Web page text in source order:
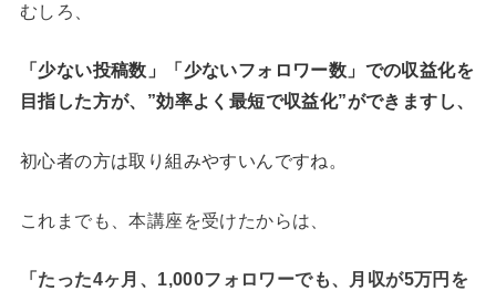
むしろ、
「少ない投稿数」「少ないフォロワー数」での収益化を
目指した方が、”効率よく最短で収益化”ができますし、
初心者の方は取り組みやすいんですね。
これまでも、本講座を受けたからは、
「たった4ヶ月、1,000フォロワーでも、月収が5万円を